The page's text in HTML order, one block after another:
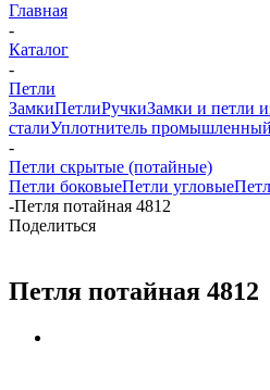
Главная
-
Каталог
-
Петли
ЗамкиПетлиРучкиЗамки и петли
сталиУплотнитель промышленный
-
Петли скрытые (потайные)
Петли боковыеПетли угловые
-Петля потайная 4812
Поделиться
Петля потайная 4812